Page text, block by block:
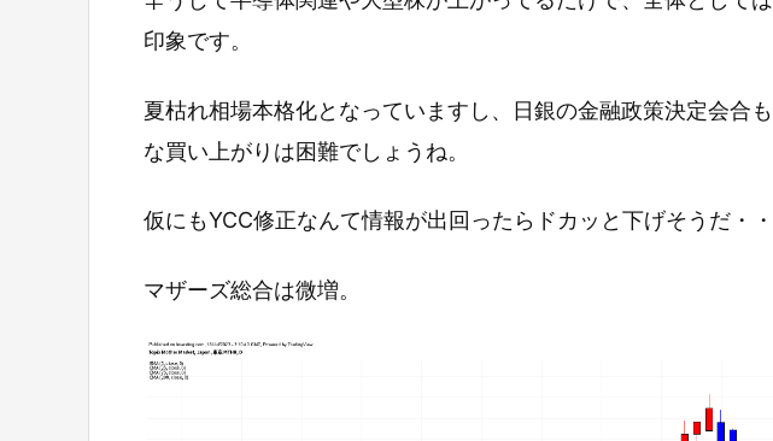
印象です。
夏枯れ相場本格化となっていますし、日銀の金融政策決定会合
な買い上がりは困難でしょうね。
仮にもYCC修正なんて情報が出回ったらドカッと下げそうだ・・
マザーズ総合は微増。